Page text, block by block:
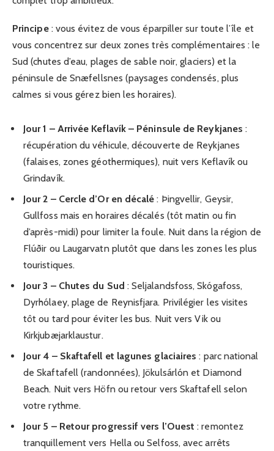
Principe: vous évitez de vous éparpiller sur toute l’île et
vous concentrez sur deux zones très complémentaires : le
Sud (chutes d’eau, plages de sable noir, glaciers) et la
péninsule de Snæfellsnes (paysages condensés, plus
calmes si vous gérez bien les horaires).
Jour 1 – Arrivée Keflavík – Péninsule de Reykjanes :
récupération du véhicule, découverte de Reykjanes
(falaises, zones géothermiques), nuit vers Keflavík ou
Grindavík.
Jour 2 – Cercle d’Or en décalé : Þingvellir, Geysir,
Gullfoss mais en horaires décalés (tôt matin ou fin
d’après-midi) pour limiter la foule. Nuit dans la région de
Flúðir ou Laugarvatn plutôt que dans les zones les plus
touristiques.
Jour 3 – Chutes du Sud : Seljalandsfoss, Skógafoss,
Dyrhólaey, plage de Reynisfjara. Privilégier les visites
tôt ou tard pour éviter les bus. Nuit vers Vik ou
Kirkjubæjarklaustur.
Jour 4 – Skaftafell et lagunes glaciaires : parc national
de Skaftafell (randonnées), Jökulsárlón et Diamond
Beach. Nuit vers Höfn ou retour vers Skaftafell selon
votre rythme.
Jour 5 – Retour progressif vers l’Ouest : remontez
tranquillement vers Hella ou Selfoss, avec arrêts